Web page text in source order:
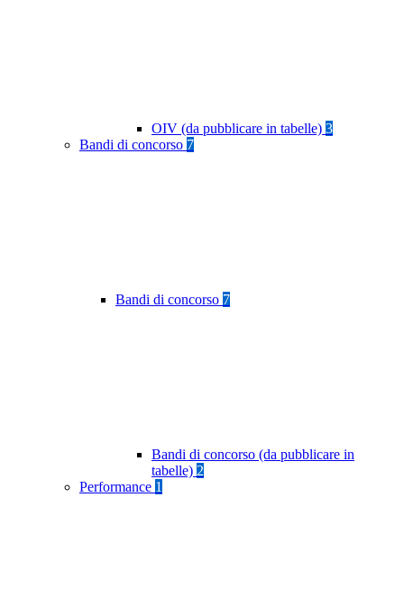
OIV (da pubblicare in tabelle) 3
Bandi di concorso 7
Bandi di concorso 7
Bandi di concorso (da pubblicare in
tabelle) 2
Performance 1